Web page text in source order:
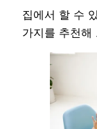
집에서 할 수
가지를 추천해